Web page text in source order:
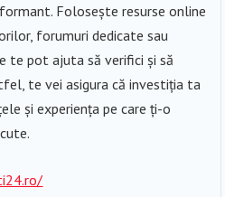
Folosește resurse online
forumuri dedicate sau
te pot ajuta să verifici și să
te vei asigura că investiția ta
și experiența pe care ți-o